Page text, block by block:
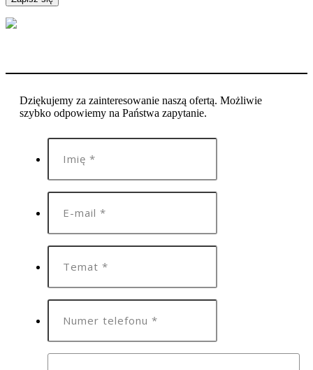
Dziękujemy za zainteresowanie naszą ofertą. Możliwie
szybko odpowiemy na Państwa zapytanie.